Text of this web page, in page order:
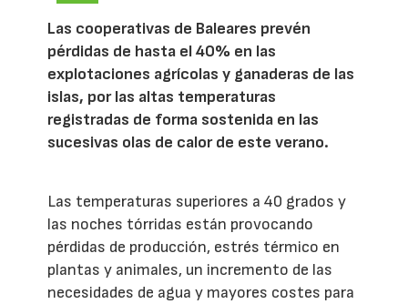
Las cooperativas de Baleares prevén
pérdidas de hasta el 40% en las
explotaciones agrícolas y ganaderas de las
islas, por las altas temperaturas
registradas de forma sostenida en las
sucesivas olas de calor de este verano.
Las temperaturas superiores a 40 grados y
las noches tórridas están provocando
pérdidas de producción, estrés térmico en
plantas y animales, un incremento de las
necesidades de agua y mayores costes para